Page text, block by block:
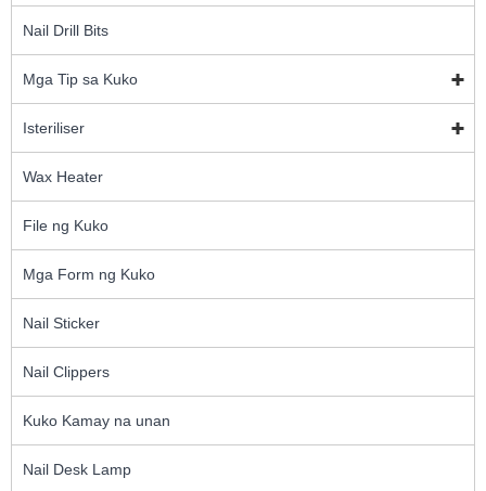
Nail Drill Bits
Mga Tip sa Kuko
Isteriliser
Wax Heater
File ng Kuko
Mga Form ng Kuko
Nail Sticker
Nail Clippers
Kuko Kamay na unan
Nail Desk Lamp